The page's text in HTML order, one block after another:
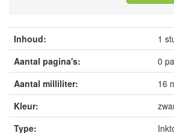
Inhoud:
1
Aantal pagina's:
0
Aantal milliliter:
16
Kleur:
Type: